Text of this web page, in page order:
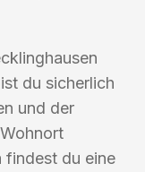
du sicherlich
und der
findest du eine